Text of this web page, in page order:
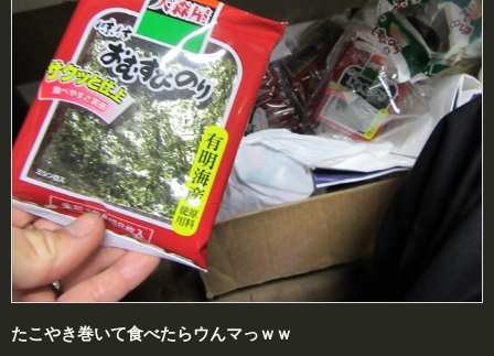
たこやき巻いて食べたらウんマっｗｗ